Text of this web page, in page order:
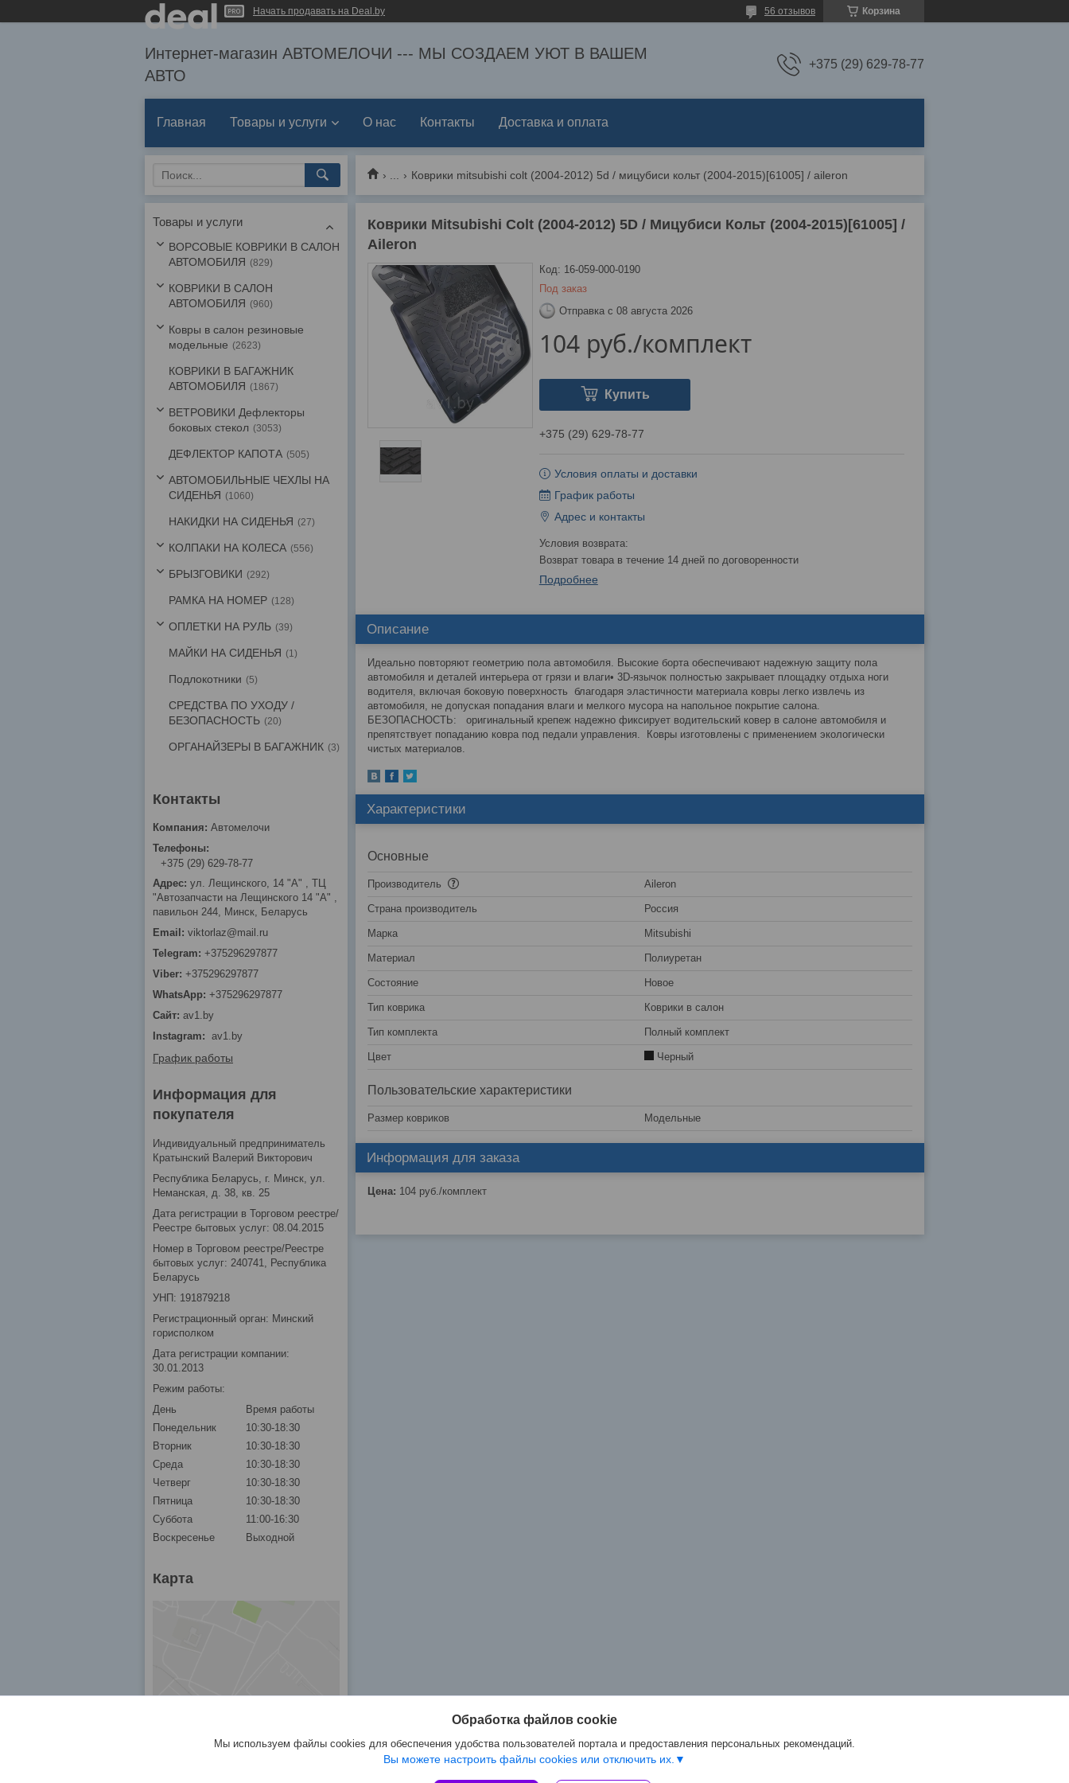
Начать продавать на Deal.by Корзина
56 отзывов
Интернет-магазин АВТОМЕЛОЧИ --- МЫ СОЗДАЕМ УЮТ В ВАШЕМ
АВТО
+375 (29) 629-78-77
Главная Товары и услуги О нас Контакты Доставка и оплата
Коврики mitsubishi colt (2004-2012) 5d / мицубиси кольт (2004-2015)[61005] / aileron
Коврики Mitsubishi Colt (2004-2012) 5D / Мицубиси Кольт (2004-2015)[61005] /
Aileron
Под заказ
Код: 16-059-000-0190
Отправка с 08 августа 2026
104 руб./комплект
Купить
+375 (29) 629-78-77
Условия оплаты и доставки
График работы
Адрес и контакты
возврат товара в течение 14 дней по договоренности
Подробнее
Описание
Идеально повторяют геометрию пола автомобиля. Высокие борта обеспечивают надежную защиту пола
автомобиля и деталей интерьера от грязи и влаги• 3D-язычок полностью закрывает площадку отдыха ноги
водителя, включая боковую поверхность благодаря эластичности материала ковры легко извлечь из
автомобиля, не допуская попадания влаги и мелкого мусора на напольное покрытие салона.
БЕЗОПАСНОСТЬ: оригинальный крепеж надежно фиксирует водительский ковер в салоне автомобиля и
препятствует попаданию ковра под педали управления. Ковры изготовлены с применением экологически
чистых материалов.
Характеристики
Основные
Производитель Aileron
Страна производитель Россия
Марка Mitsubishi
Материал Полиуретан
Состояние Новое
Тип коврика Коврики в салон
Тип комплекта Полный комплект
Цвет Черный
Пользовательские характеристики
Размер ковриков Модельные
Информация для заказа
Цена: 104 руб./комплект
Товары и услуги
ВОРСОВЫЕ КОВРИКИ В САЛОН
АВТОМОБИЛЯ
829
КОВРИКИ В САЛОН
АВТОМОБИЛЯ
960
Ковры в салон резиновые
модельные
2623
КОВРИКИ В БАГАЖНИК
АВТОМОБИЛЯ
1867
ВЕТРОВИКИ Дефлекторы
боковых стекол
3053
ДЕФЛЕКТОР КАПОТА 505
АВТОМОБИЛЬНЫЕ ЧЕХЛЫ НА
СИДЕНЬЯ
1060
НАКИДКИ НА СИДЕНЬЯ 27
КОЛПАКИ НА КОЛЕСА 556
БРЫЗГОВИКИ 292
РАМКА НА НОМЕР 128
ОПЛЕТКИ НА РУЛЬ 39
МАЙКИ НА СИДЕНЬЯ 1
Подлокотники 5
СРЕДСТВА ПО УХОДУ /
БЕЗОПАСНОСТЬ
20
ОРГАНАЙЗЕРЫ В БАГАЖНИК 3
Автомелочи
+375 (29) 629-78-77
ул. Лещинского, 14 "А" , ТЦ
"Автозапчасти на Лещинcкого 14 "A" ,
павильон 244, Минск, Беларусь
viktorlaz@mail.ru
+375296297877
+375296297877
+375296297877
av1.by
Instagram
av1.by
График работы
Информация для
покупателя
Индивидуальный предприниматель
Кратынский Валерий Викторович
Республика Беларусь, г. Минск, ул.
Неманская, д. 38, кв. 25
Дата регистрации в Торговом реестре/
Реестре бытовых услуг: 08.04.2015
Номер в Торговом реестре/Реестре
бытовых услуг: 240741, Республика
Беларусь
УНП: 191879218
Регистрационный орган: Минский
горисполком
Дата регистрации компании:
30.01.2013
Режим работы:
День
Время работы
Понедельник
10:30-18:30
Вторник
10:30-18:30
Среда
10:30-18:30
Четверг
10:30-18:30
Пятница
10:30-18:30
Суббота
11:00-16:30
Воскресенье
Выходной
Карта
Обработка файлов cookie
Мы используем файлы cookies для обеспечения удобства пользователей портала и предоставления персональных рекомендаций.
Вы можете настроить файлы cookies или отключить их.